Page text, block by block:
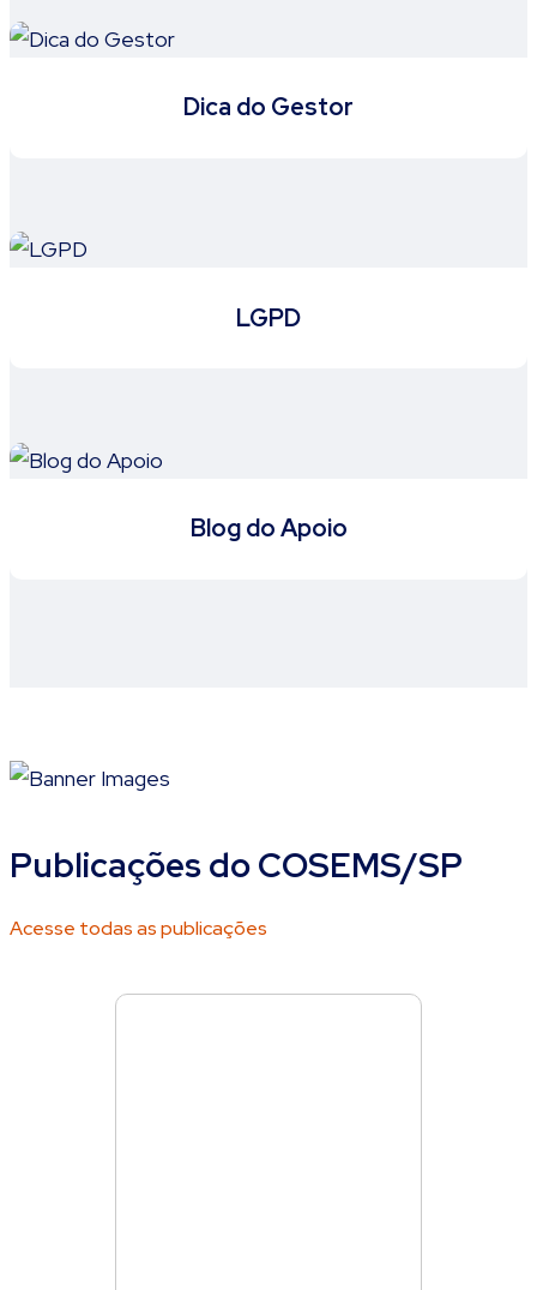
Dica do Gestor
LGPD
Blog do Apoio
Publicações do COSEMS/SP
Acesse todas as publicações